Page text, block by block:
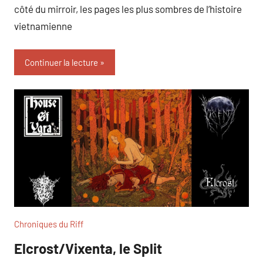
côté du mirroir, les pages les plus sombres de l’histoire
vietnamienne
Continuer la lecture
Chroniques du Riff
Elcrost/Vixenta, le Split